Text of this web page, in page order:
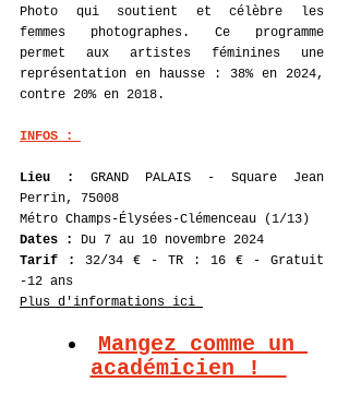
Photo qui soutient et célèbre les
femmes photographes. Ce programme
permet aux artistes féminines une
représentation en hausse : 38% en 2024,
contre 20% en 2018.
INFOS :
Lieu : GRAND PALAIS - Square Jean
Perrin, 75008
Métro Champs-Élysées-Clémenceau (1/13)
Dates : Du 7 au 10 novembre 2024
Tarif : 32/34 € - TR : 16 € - Gratuit
-12 ans
Plus d'informations ici
Mangez comme un
académicien !